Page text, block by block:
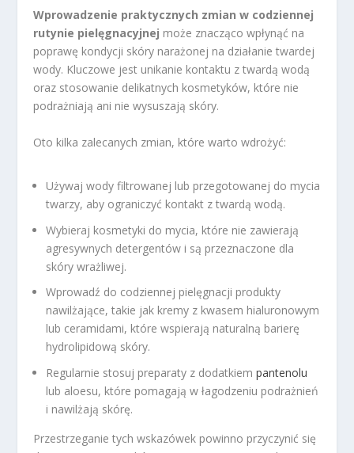
Wprowadzenie praktycznych zmian w codziennej
rutynie pielęgnacyjnej może znacząco wpłynąć na
poprawę kondycji skóry narażonej na działanie twardej
wody. Kluczowe jest unikanie kontaktu z twardą wodą
oraz stosowanie delikatnych kosmetyków, które nie
podrażniają ani nie wysuszają skóry.
Oto kilka zalecanych zmian, które warto wdrożyć:
Używaj wody filtrowanej lub przegotowanej do mycia
twarzy, aby ograniczyć kontakt z twardą wodą.
Wybieraj kosmetyki do mycia, które nie zawierają
agresywnych detergentów i są przeznaczone dla
skóry wrażliwej.
Wprowadź do codziennej pielęgnacji produkty
nawilżające, takie jak kremy z kwasem hialuronowym
lub ceramidami, które wspierają naturalną barierę
hydrolipidową skóry.
Regularnie stosuj preparaty z dodatkiempantenolu
lub aloesu, które pomagają w łagodzeniu podrażnień
i nawilżają skórę.
Przestrzeganie tych wskazówek powinno przyczynić się